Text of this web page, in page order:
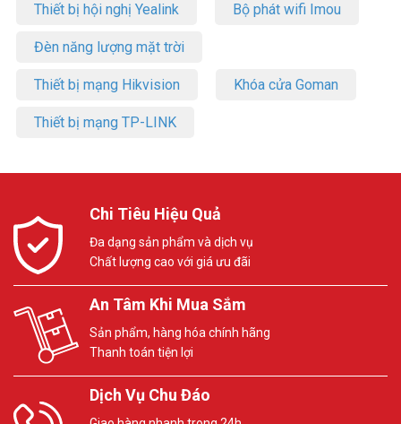
Thiết bị hội nghị Yealink Bộ phát wifi Imou
Đèn năng lượng mặt trời
Thiết bị mạng Hikvision Khóa cửa Goman
Thiết bị mạng TP-LINK
Chi Tiêu Hiệu Quả
Đa dạng sản phẩm và dịch vụ
Chất lượng cao với giá ưu đãi
An Tâm Khi Mua Sắm
Sản phẩm, hàng hóa chính hãng
Thanh toán tiện lợi
Dịch Vụ Chu Đáo